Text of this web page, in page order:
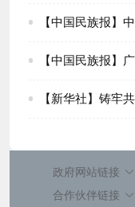
政府网站链接
合作伙伴链接